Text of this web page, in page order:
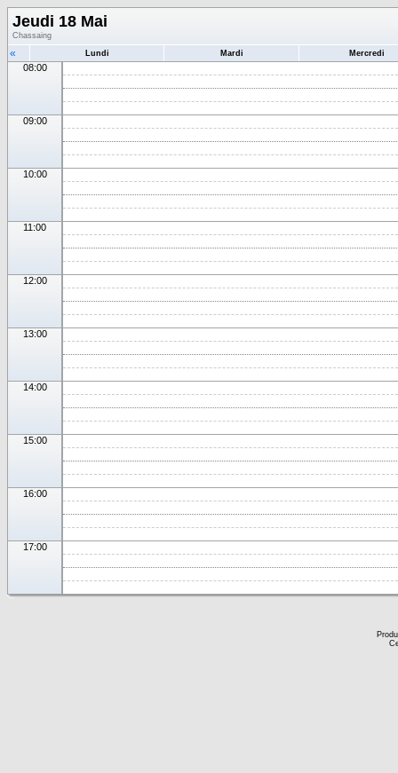
Jeudi 18 Mai
Chassaing
« Lundi Mardi Mercredi
08:00
09:00
10:00
11:00
12:00
13:00
14:00
15:00
16:00
17:00